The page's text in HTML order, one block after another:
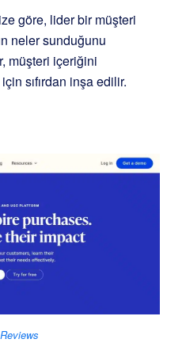
göre, lider bir müşteri
neler sunduğunu
müşteri içeriğini
sıfırdan inşa edilir.